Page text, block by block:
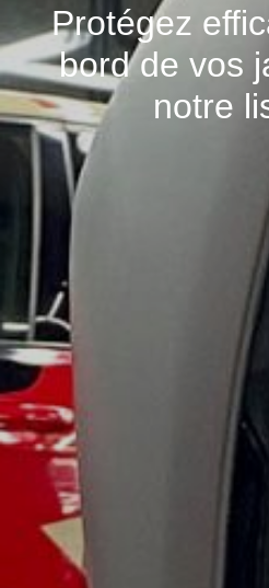
Protégez
bord de vos
notre